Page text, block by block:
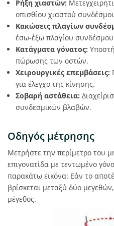
Ρήξη χιαστών:
οπισθίου χιαστού
Κακώσεις πλαγίων
έσω-έξω πλαγίου
Κατάγματα γόνατος:
πώρωσης των οστών.
Χειρουργικές επεμβάσεις:
για έλεγχο της κίνησης.
Σοβαρή αστάθεια:
συνδεσμικών βλαβών.
Οδηγός μέτρησης
Μετρήστε την περίμετρο του
επιγονατίδα με τεντωμένο
παρακάτω εικόνα: Εάν το
βρίσκεται μεταξύ δύο
μέγεθος.